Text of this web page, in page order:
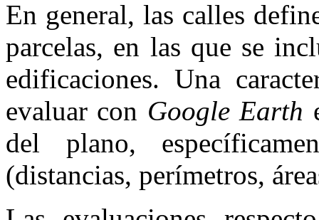
En general, las calles
parcelas, en las que se
edificaciones. Una
evaluar con Google Earth
del plano,
(distancias, perímetros,